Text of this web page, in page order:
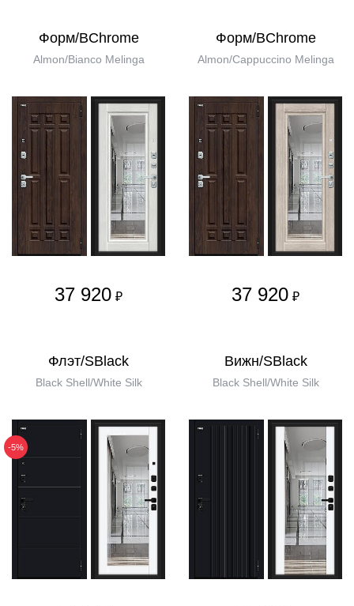
Форм/BChrome
Almon/Bianco Melinga
37 920 ₽
Форм/BChrome
Almon/Cappuccino Melinga
37 920 ₽
Флэт/SBlack
Black Shell/White Silk
-5%
Вижн/SBlack
Black Shell/White Silk